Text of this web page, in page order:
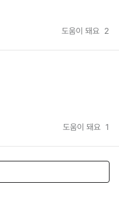
도움이 돼요 2
도움이 돼요 1